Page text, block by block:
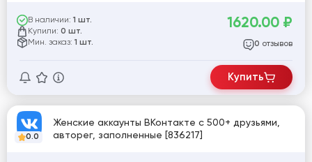
В наличии: 1 шт.
Купили: 0 шт.
Мин. заказ: 1 шт.
1620.00 ₽
0 отзывов
Купить
0.0
Женские аккаунты ВКонтакте с 500+ друзьями,
авторег, заполненные [836217]